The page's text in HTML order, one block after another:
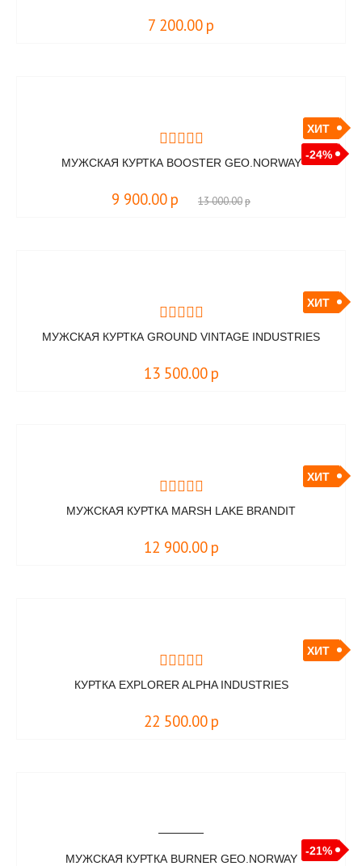
7 200.00 р
-24%
ХИТ
МУЖСКАЯ КУРТКА BOOSTER GEO.NORWAY
9 900.00 р 13 000.00р
ХИТ
МУЖСКАЯ КУРТКА GROUND VINTAGE INDUSTRIES
13 500.00 р
ХИТ
МУЖСКАЯ КУРТКА MARSH LAKE BRANDIT
12 900.00 р
ХИТ
КУРТКА EXPLORER ALPHA INDUSTRIES
22 500.00 р
-21%
МУЖСКАЯ КУРТКА BURNER GEO.NORWAY